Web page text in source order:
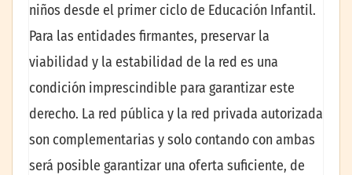
niños desde el primer ciclo de Educación Infantil.
Para las entidades firmantes, preservar la
viabilidad y la estabilidad de la red es una
condición imprescindible para garantizar este
derecho. La red pública y la red privada autorizada
son complementarias y solo contando con ambas
será posible garantizar una oferta suficiente, de